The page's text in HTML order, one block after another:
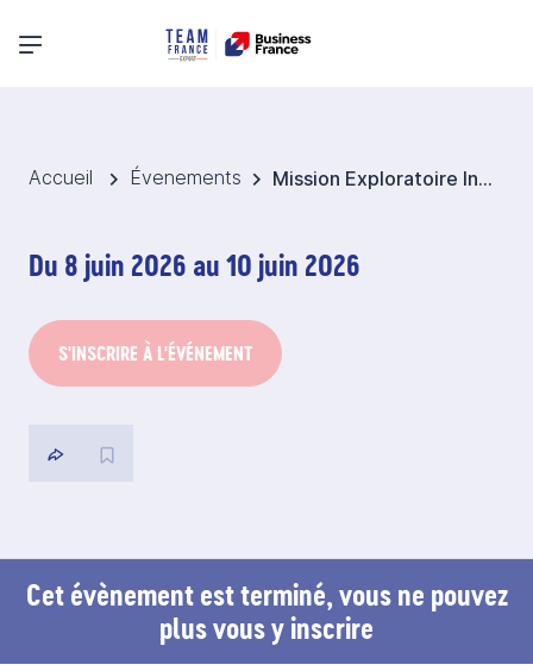
Menu principal
Accueil Évenements Mission Exploratoire Infrastructures 2026 - Mongolie
Du 8 juin 2026 au 10 juin 2026
S'INSCRIRE À L'ÉVÉNEMENT
Cet évènement est terminé, vous ne pouvez
plus vous y inscrire